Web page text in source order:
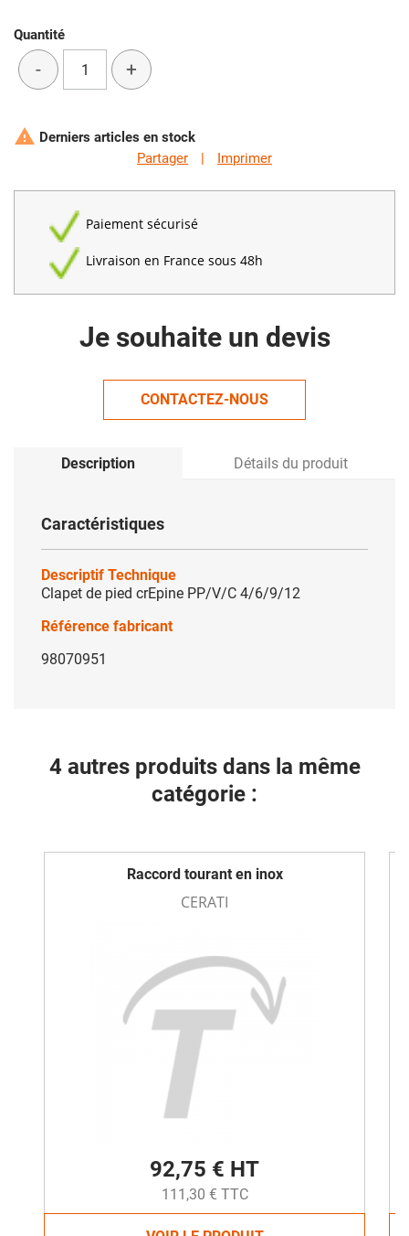
Quantité
- +
 Derniers articles en stock
Partager
| Imprimer
Paiement sécurisé
Livraison en France sous 48h
Je souhaite un devis
CONTACTEZ-NOUS
Description Détails du produit
Caractéristiques
Descriptif Technique
Clapet de pied crEpine PP/V/C 4/6/9/12
Référence fabricant
98070951
4 autres produits dans la même
catégorie :
Raccord tourant en inox
CERATI
92,75 € HT
111,30 € TTC